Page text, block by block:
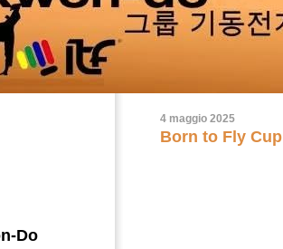
Do
4 maggio 2025
Born to Fly Cup